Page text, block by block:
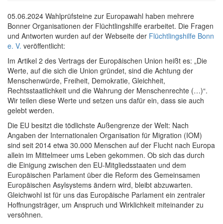
05.06.2024 Wahlprüfsteine zur Europawahl haben mehrere
Bonner Organisationen der Flüchtlingshilfe erarbeitet. Die Fragen
und Antworten wurden auf der Webseite der Flüchtlingshilfe Bonn
e. V. veröffentlicht:
Im Artikel 2 des Vertrags der Europäischen Union heißt es: „Die
Werte, auf die sich die Union gründet, sind die Achtung der
Menschenwürde, Freiheit, Demokratie, Gleichheit,
Rechtsstaatlichkeit und die Wahrung der Menschenrechte (…)“.
Wir teilen diese Werte und setzen uns dafür ein, dass sie auch
gelebt werden.
Die EU besitzt die tödlichste Außengrenze der Welt: Nach
Angaben der Internationalen Organisation für Migration (IOM)
sind seit 2014 etwa 30.000 Menschen auf der Flucht nach Europa
allein im Mittelmeer ums Leben gekommen. Ob sich das durch
die Einigung zwischen den EU-Mitgliedsstaaten und dem
Europäischen Parlament über die Reform des Gemeinsamen
Europäischen Asylsystems ändern wird, bleibt abzuwarten.
Gleichwohl ist für uns das Europäische Parlament ein zentraler
Hoffnungsträger, um Anspruch und Wirklichkeit miteinander zu
versöhnen.